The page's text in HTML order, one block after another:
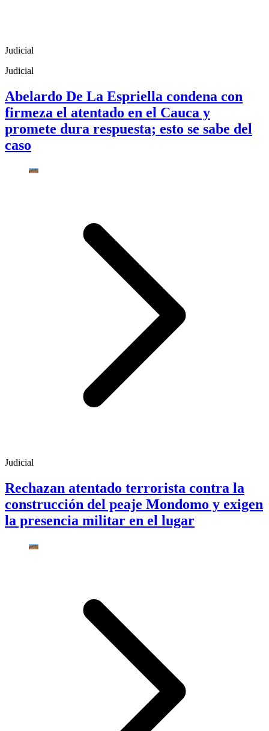
Judicial
Judicial
Abelardo De La Espriella condena con
firmeza el atentado en el Cauca y
promete dura respuesta; esto se sabe del
caso
Judicial
Rechazan atentado terrorista contra la
construcción del peaje Mondomo y exigen
la presencia militar en el lugar